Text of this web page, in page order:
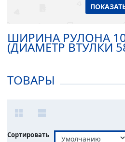
ШИРИНА РУЛОНА
(ДИАМЕТР ВТУЛКИ
ТОВАРЫ
Сортировать